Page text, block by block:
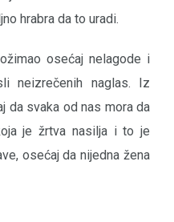
hrabra da to uradi.
osećaj nelagode i
neizrečenih naglas. Iz
da svaka od nas mora da
je žrtva nasilja i to je
osećaj da nijedna žena